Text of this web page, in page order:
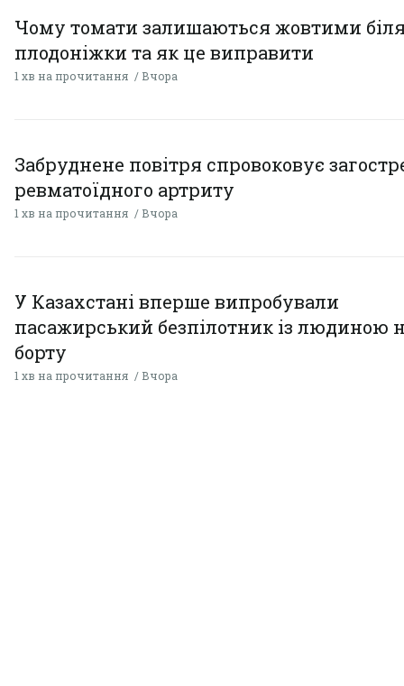
Чому томати залишаються жовтими
плодоніжки та як це виправити
1 хв на прочитання Вчора
Забруднене повітря спровоковує
ревматоїдного артриту
1 хв на прочитання Вчора
У Казахстані вперше випробували
пасажирський безпілотник із людиною
борту
1 хв на прочитання Вчора